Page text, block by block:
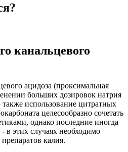
канальцевого
ацидоза (проксимальная
больших дозировок натрия
использование цитратных
целесообразно сочетать
однако последние иногда
в этих случаях необходимо
калия.